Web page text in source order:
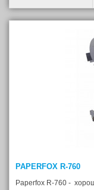
PAPERFOX R-760
Paperfox R-760 -